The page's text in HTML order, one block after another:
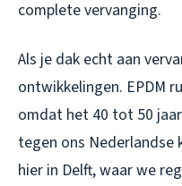
complete vervanging.
Als je dak echt aan
ontwikkelingen. EPDM
omdat het 40 tot 50
tegen ons Nederlandse
hier in Delft, waar we